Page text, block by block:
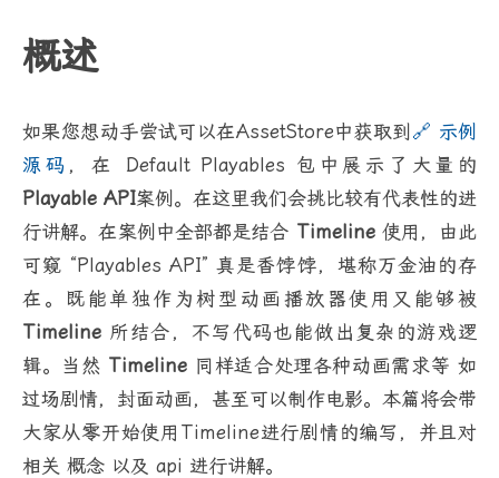
概述
如果您想动手尝试可以在AssetStore中获取到 🔗 示例
源码 ，在 Default Playables 包中展示了大量的
Playable API案例。在这里我们会挑比较有代表性的进
行讲解。在案例中全部都是结合 Timeline使用，由此
可窥 “Playables API” 真是香饽饽，堪称万金油的存
在。既能单独作为树型动画播放器使用又能够被
Timeline 所结合，不写代码也能做出复杂的游戏逻
辑。当然 Timeline 同样适合处理各种动画需求等 如
过场剧情，封面动画，甚至可以制作电影。本篇将会带
大家从零开始使用Timeline进行剧情的编写，并且对
相关 概念 以及 api 进行讲解。